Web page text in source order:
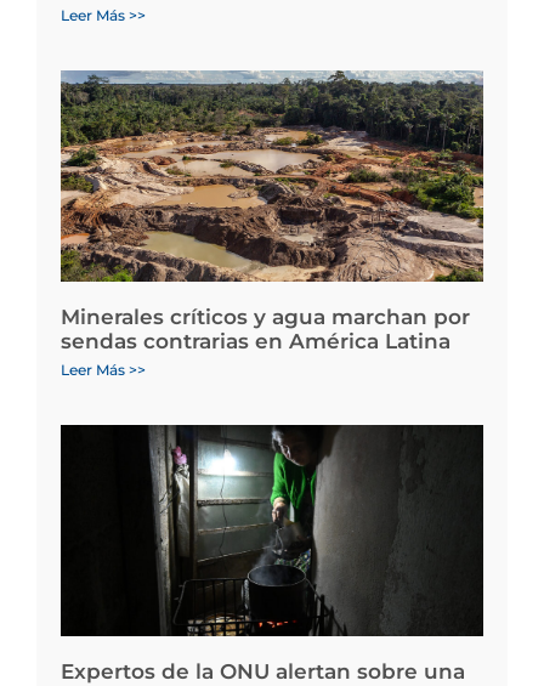
Leer Más >>
Minerales críticos y agua marchan por
sendas contrarias en América Latina
Leer Más >>
Expertos de la ONU alertan sobre una